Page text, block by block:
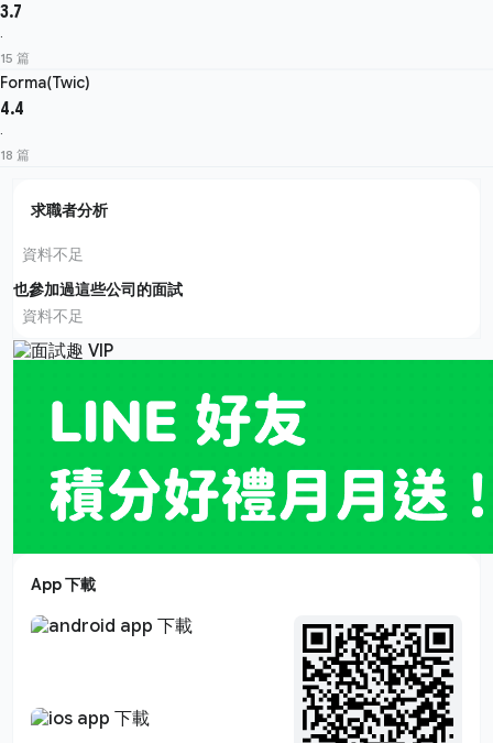
3.7
·
15 篇
Forma(Twic)
4.4
·
18 篇
求職者分析
資料不足
也參加過這些公司的面試
資料不足
App 下載